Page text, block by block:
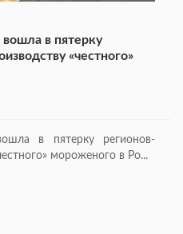
в пятерку
«честного»
в пятерку регионов-
мороженого в Ро...